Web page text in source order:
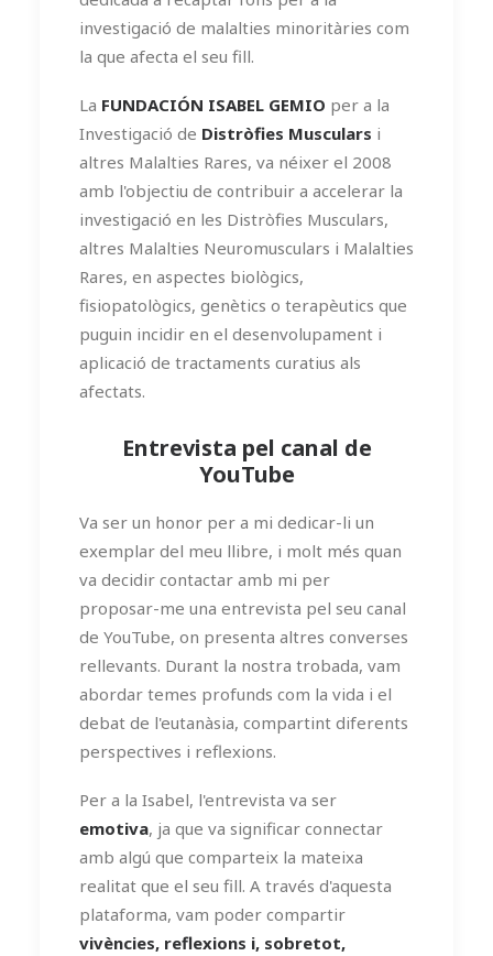
investigació de malalties minoritàries com
la que afecta el seu fill.
La FUNDACIÓN ISABEL GEMIO per a la
Investigació de Distròfies Musculars i
altres Malalties Rares, va néixer el 2008
amb l'objectiu de contribuir a accelerar la
investigació en les Distròfies Musculars,
altres Malalties Neuromusculars i Malalties
Rares, en aspectes biològics,
fisiopatològics, genètics o terapèutics que
puguin incidir en el desenvolupament i
aplicació de tractaments curatius als
afectats.
Entrevista pel canal de
YouTube
Va ser un honor per a mi dedicar-li un
exemplar del meu llibre, i molt més quan
va decidir contactar amb mi per
proposar-me una entrevista pel seu canal
de YouTube, on presenta altres converses
rellevants. Durant la nostra trobada, vam
abordar temes profunds com la vida i el
debat de l'eutanàsia, compartint diferents
perspectives i reflexions.
Per a la Isabel, l'entrevista va ser
emotiva, ja que va significar connectar
amb algú que comparteix la mateixa
realitat que el seu fill. A través d'aquesta
plataforma, vam poder compartir
vivències, reflexions i, sobretot,